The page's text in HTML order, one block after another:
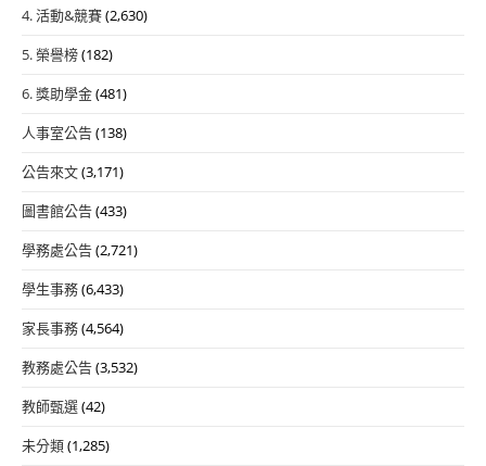
4. 活動&競賽(2,630)
5. 榮譽榜(182)
6. 獎助學金(481)
人事室公告(138)
公告來文(3,171)
圖書館公告(433)
學務處公告(2,721)
學生事務(6,433)
家長事務(4,564)
教務處公告(3,532)
教師甄選(42)
未分類(1,285)